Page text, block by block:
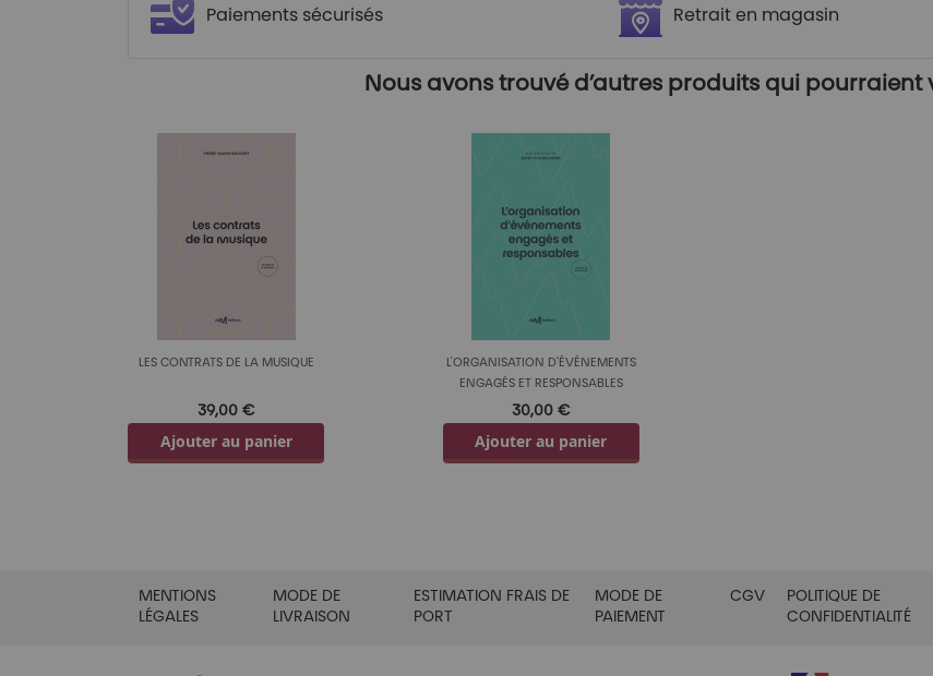
Paiements sécurisés Retrait en magasin
Nous avons trouvé d’autres produits qui pourraient
LES CONTRATS DE LA MUSIQUE
39,00 €
Ajouter au panier
L'ORGANISATION D'ÉVÉNEMENTS
ENGAGÉS ET RESPONSABLES
30,00 €
Ajouter au panier
MENTIONS
LÉGALES
MODE DE
LIVRAISON
ESTIMATION FRAIS DE
PORT
MODE DE
PAIEMENT
CGV
POLITIQUE DE
CONFIDENTIALITÉ